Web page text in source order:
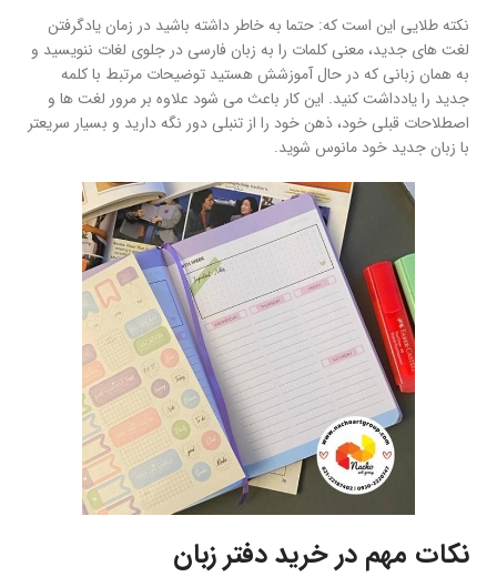
نکته طلایی این است که: حتما به خاطر داشته باشید در زمان یادگرفتن
لغت های جدید، معنی کلمات را به زبان فارسی در جلوی لغات ننویسید و
به همان زبانی که در حال آموزشش هستید توضیحات مرتبط با کلمه
جدید را یادداشت کنید. این کار باعث می شود علاوه بر مرور لغت ها و
اصطلاحات قبلی خود، ذهن خود را از تنبلی دور نگه دارید و بسیار سریعتر
با زبان جدید خود مانوس شوید.
نکات مهم در خرید دفتر زبان